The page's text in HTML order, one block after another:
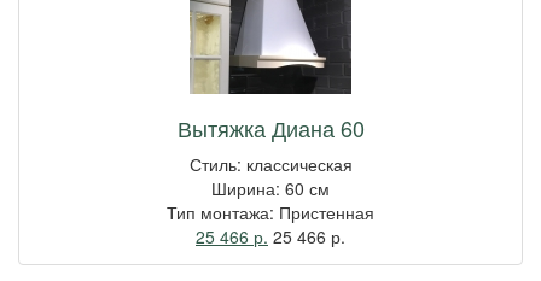
Вытяжка Диана 60
Стиль: классическая
Ширина: 60 см
Тип монтажа: Пристенная
25 466 р. 25 466 р.